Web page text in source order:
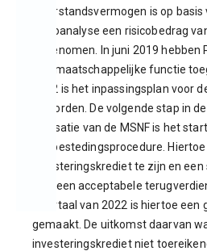
weerstandsvermogen is op
risicoanalyse een risicobedrag
opgenomen. In juni 2019 hebben
een maatschappelijke functie
2022 is het inpassingsplan voor
geworden. De volgende stap in
realisatie van de MSNF is het
aanbestedingsprocedure.
investeringskrediet te zijn en
met een acceptabele
kwartaal van 2022 is hiertoe
gemaakt. De uitkomst daarvan
investeringskrediet niet